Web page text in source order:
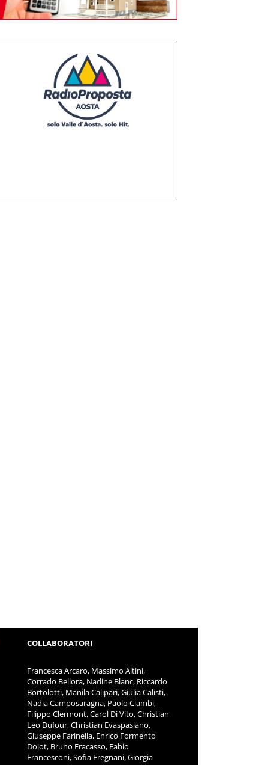
COLLABORATORI
Francesca Arcaro, Massimo Altini,
Corrado Bellora, Nadine Blanc, Riccardo
Bortolotti, Manila Calipari, Giulia Calisti,
Nadia Camposaragna, Paolo Ciambi,
Filippo Clermont, Carol Di Vito, Christian
Leo Dufour, Christian Evaspasiano,
Giuseppe Farinella, Enrico Formento
Dojot, Bruno Fracasso, Fabio
Francesconi, Sofia Fregnani, Giorgia